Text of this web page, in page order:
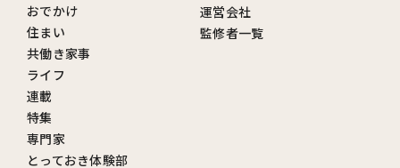
おでかけ
住まい
共働き家事
ライフ
連載
特集
専門家
とっておき体験部
運営会社
監修者一覧